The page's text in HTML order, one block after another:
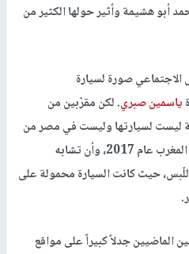
أبو هشيمة وأثير حولها الكثير من
صورة لسيارة
ياسمين صبري. لكن مقرّبين من
ليست لسيارتها وليست في مصر من
الأساس، بل إنها التُقطت في دولة المغرب عام 2017، وأن تشابه
حيث كانت السيارة محمولة على
الماضيين جدلاً كبيراً على مواقع